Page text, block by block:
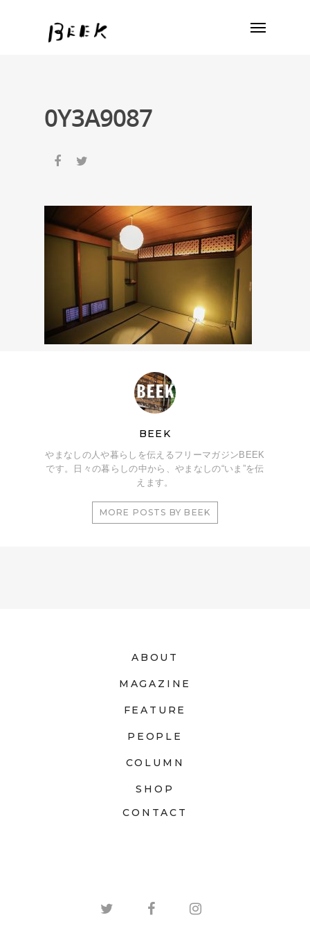
0Y3A9087
BEEK
やまなしの人や暮らしを伝えるフリーマガジンBEEK
です。日々の暮らしの中から、やまなしの“いま”を伝
えます。
MORE POSTS BY BEEK
ABOUT
MAGAZINE
FEATURE
PEOPLE
COLUMN
SHOP
CONTACT